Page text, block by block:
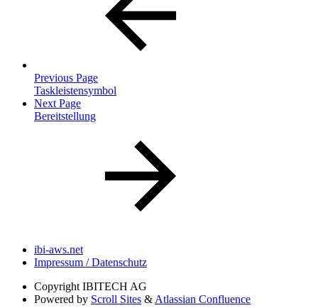
Previous Page
Taskleistensymbol
Next Page
Bereitstellung
ibi-aws.net
Impressum / Datenschutz
Copyright IBITECH AG
Powered by Scroll Sites & Atlassian Confluence